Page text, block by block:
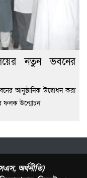
নতুন ভবনের
আনুষ্ঠানিক উদ্বোধন করা
ফলক উন্মোচন
অর্থনীতি)